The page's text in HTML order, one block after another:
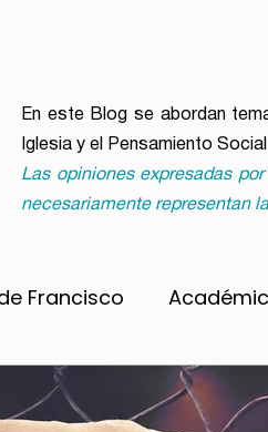
En este Blog se abordan
Iglesia y el Pensamiento
Las opiniones expresadas
necesariamente representan
Francisco
Frente a la pobreza